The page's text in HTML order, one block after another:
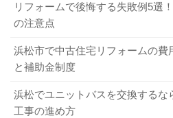
リフォームで後悔する失敗例5選
の注意点
浜松市で中古住宅リフォームの費
と補助金制度
浜松でユニットバスを交換するな
工事の進め方